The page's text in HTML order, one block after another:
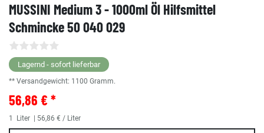
MUSSINI Medium 3 - 1000ml Öl Hilfsmittel
Schmincke 50 040 029
Lagernd - sofort lieferbar
** Versandgewicht: 1100 Gramm.
56,86 € *
1 Liter | 56,86 € / Liter